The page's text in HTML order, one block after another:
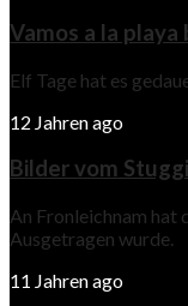
Vamos a la
Elf Tage hat es
12 Jahren ago
Bilder vom
An Fronleichnam hat
Ausgetragen wurde.
11 Jahren ago